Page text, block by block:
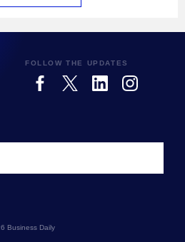
FOLLOW THE UPDATES
Business Daily